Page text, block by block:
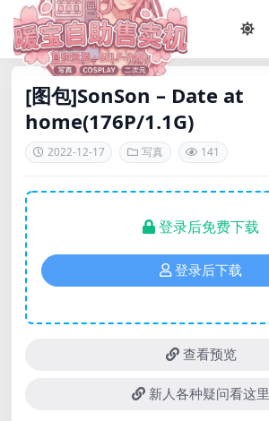
[图包]SonSon – Date at
home(176P/1.1G)
2022-12-17 写真 141
登录后免费下载
登录后下载
查看预览
新人各种疑问看这里